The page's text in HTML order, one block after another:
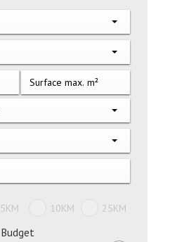
5KM 10KM 25KM
Budget